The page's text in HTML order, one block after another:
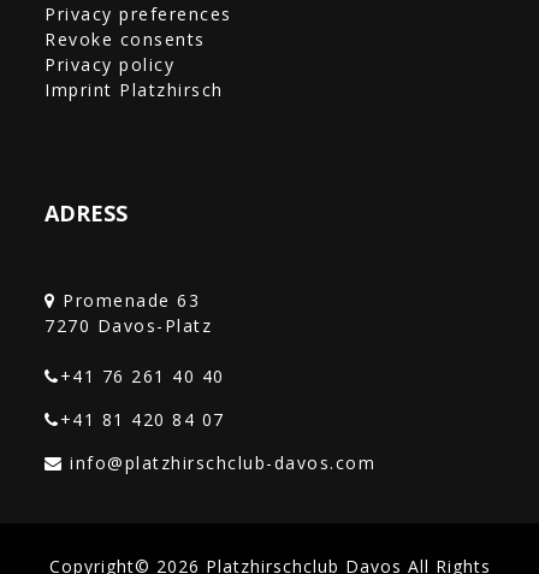
Privacy preferences
Revoke consents
Privacy policy
Imprint Platzhirsch
ADRESS
Promenade 63
+41 76 261 40 40‎
+41 81 420 84 07
Copyright© 2026 Platzhirschclub Davos All Rights